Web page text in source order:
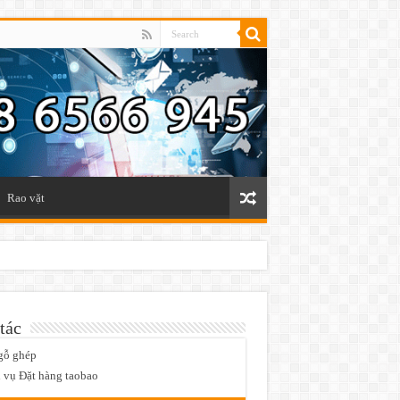
Rao vặt
ghép
vụ Đặt hàng taobao